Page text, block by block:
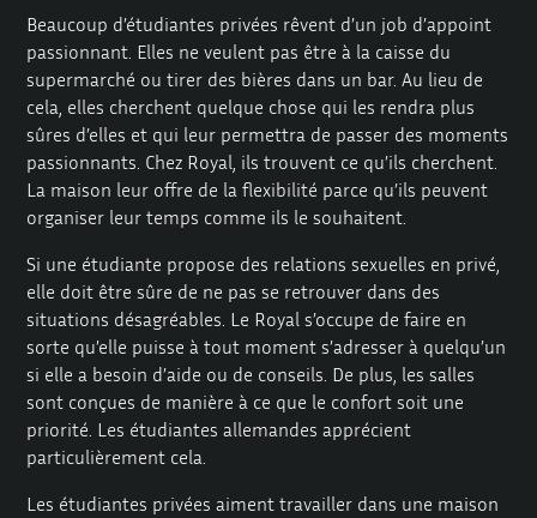
Beaucoup d’étudiantes privées rêvent d’un job d’appoint
passionnant. Elles ne veulent pas être à la caisse du
supermarché ou tirer des bières dans un bar. Au lieu de
cela, elles cherchent quelque chose qui les rendra plus
sûres d’elles et qui leur permettra de passer des moments
passionnants. Chez Royal, ils trouvent ce qu’ils cherchent.
La maison leur offre de la flexibilité parce qu’ils peuvent
organiser leur temps comme ils le souhaitent.
Si une étudiante propose des relations sexuelles en privé,
elle doit être sûre de ne pas se retrouver dans des
situations désagréables. Le Royal s’occupe de faire en
sorte qu’elle puisse à tout moment s’adresser à quelqu’un
si elle a besoin d’aide ou de conseils. De plus, les salles
sont conçues de manière à ce que le confort soit une
priorité. Les étudiantes allemandes apprécient
particulièrement cela.
Les étudiantes privées aiment travailler dans une maison